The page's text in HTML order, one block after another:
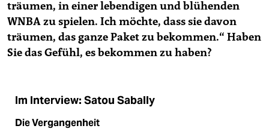
träumen, in einer lebendigen und blühenden
WNBA zu spielen. Ich möchte, dass sie davon
träumen, das ganze Paket zu bekommen.“ Haben
Sie das Gefühl, es bekommen zu haben?
Im Interview: Satou Sabally
Die Vergangenheit